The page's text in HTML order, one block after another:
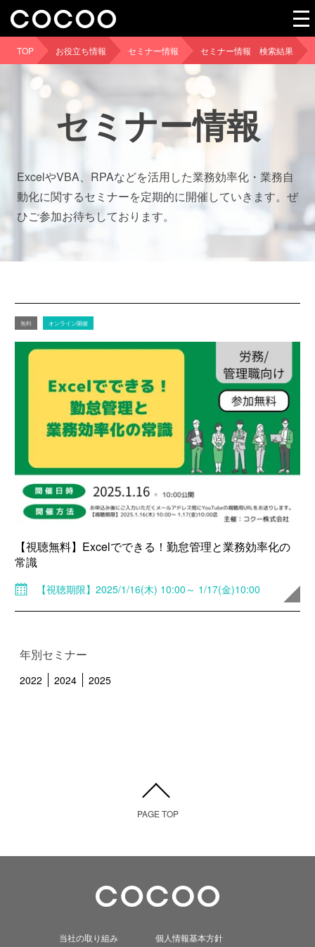
TOP お役立ち情報 セミナー情報 セミナー情報 検索結果
セミナー情報
ExcelやVBA、RPAなどを活用した業務効率化・業務自
動化に関するセミナーを定期的に開催していきます。ぜ
ひご参加お待ちしております。
無料 オンライン開催
【視聴無料】Excelでできる！勤怠管理と業務効率化の
常識
【視聴期限】2025/1/16(木) 10:00～ 1/17(金)10:00
年別セミナー
2022 2024 2025
PAGE TOP
当社の取り組み 個人情報基本方針